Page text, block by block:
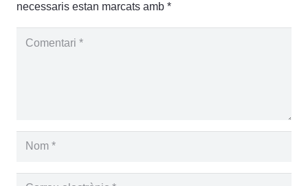
necessaris estan marcats amb *